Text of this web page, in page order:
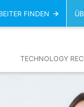
FINDEN
TECHNOLOGY